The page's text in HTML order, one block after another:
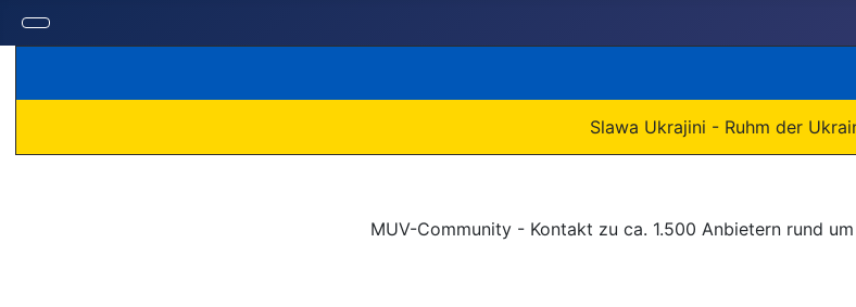
Slawa Ukrajini - Ruhm der
MUV-Community - Kontakt zu ca. 1.500 Anbietern rund